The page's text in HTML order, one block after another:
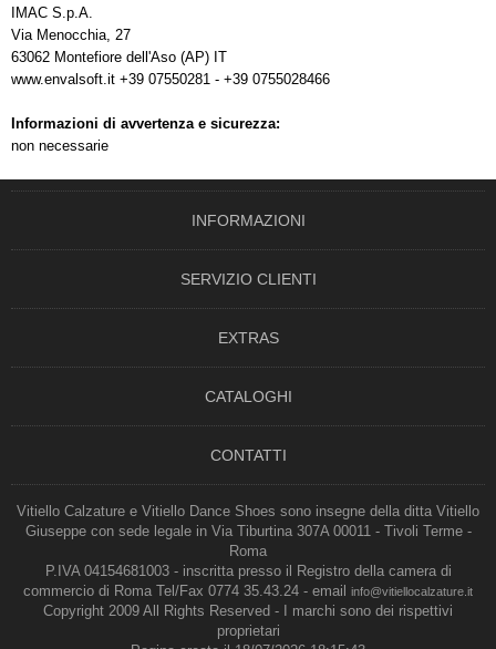
IMAC S.p.A.
Via Menocchia, 27
63062 Montefiore dell'Aso (AP) IT
www.envalsoft.it +39 07550281 - +39 0755028466
Informazioni di avvertenza e sicurezza:
non necessarie
INFORMAZIONI
SERVIZIO CLIENTI
EXTRAS
CATALOGHI
CONTATTI
Vitiello Calzature e Vitiello Dance Shoes sono insegne della ditta Vitiello
Giuseppe con sede legale in Via Tiburtina 307A 00011 - Tivoli Terme -
Roma
P.IVA 04154681003 - inscritta presso il Registro della camera di
commercio di Roma Tel/Fax 0774 35.43.24 - email
info@vitiellocalzature.it
Copyright 2009 All Rights Reserved - I marchi sono dei rispettivi
proprietari